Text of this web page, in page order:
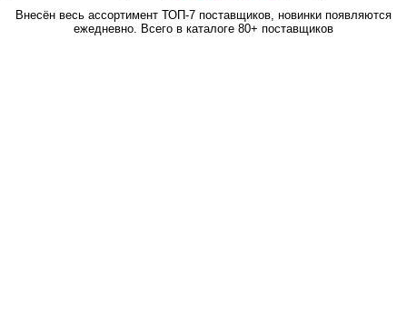
Внесён весь ассортимент ТОП-7 поставщиков, новинки появляются
ежедневно. Всего в каталоге 80+ поставщиков